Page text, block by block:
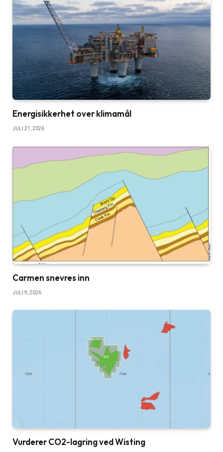
Energisikkerhet over klimamål
JULI 21, 2026
Carmen snevres inn
JULI 9, 2026
Vurderer CO2-lagring ved Wisting